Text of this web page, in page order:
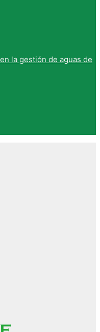
la gestión de aguas de